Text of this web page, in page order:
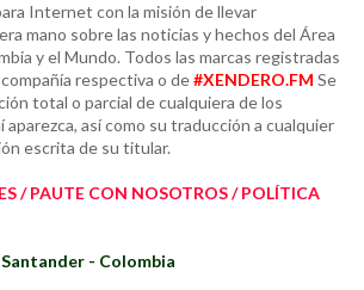
Internet con la misión de llevar
mano sobre las noticias y hechos del Área
y el Mundo. Todos las marcas registradas
respectiva o de#XENDERO.FM Se
total o parcial de cualquiera de los
así como su traducción a cualquier
escrita de su titular.
/ PAUTE CON NOSOTROS / POLÍTICA
- Colombia